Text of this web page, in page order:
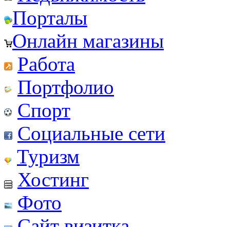
Порталы
Онлайн магазины
Работа
Портфолио
Спорт
Социальные сети
Туризм
Хостинг
Фото